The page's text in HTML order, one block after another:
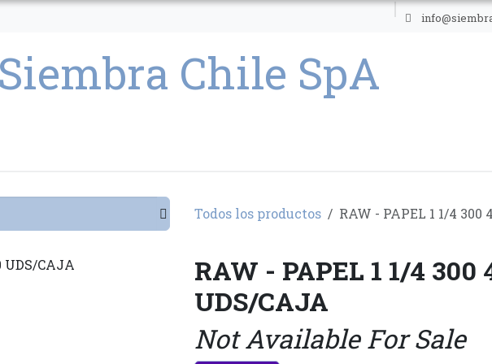
Todos los productos RAW - PAPEL 1 1/4 300
RAW - PAPEL 1 1/4 300
UDS/CAJA
Not Available For Sale